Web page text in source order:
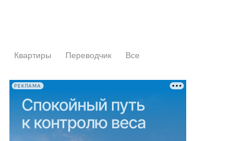
Квартиры Переводчик Все
РЕКЛАМА